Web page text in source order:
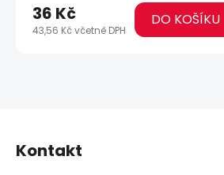
43,56 Kč včetně DPH
36 Kč DO KOŠÍKU
Kontakt